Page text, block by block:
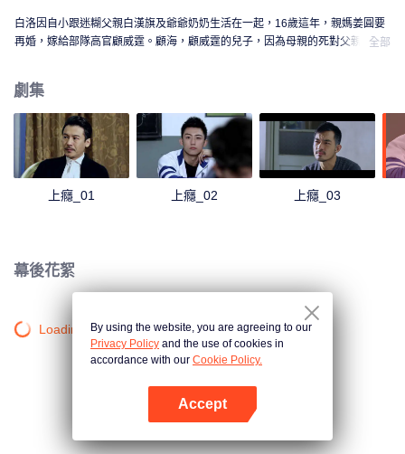
白洛因自小跟迷糊父親白漢旗及爺爺奶奶生活在一起，16歲這年，親媽姜圓要
再婚，嫁給部隊高官顧威霆。顧海，顧威霆的兒子，因為母親的死對父親一直
起了不小的作用。
全部
劇集
上癮_01 上癮_02 上癮_03
幕後花絮
Loading…By using the website, you are agreeing to our
Privacy Policy and the use of cookies in
accordance with our Cookie Policy.
Accept